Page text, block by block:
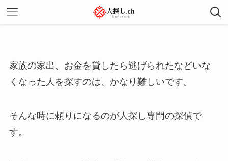
家族の家出、お金を貸したら逃げられたなどいな
くなった人を探すのは、かなり難しいです。
そんな時に頼りになるのが人探し専門の探偵で
す。